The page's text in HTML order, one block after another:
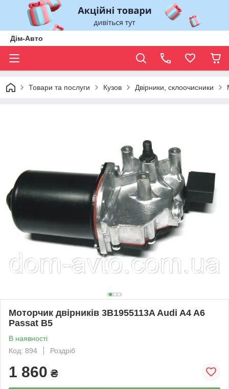
Дім-Авто
Товари та послуги Кузов Двірники, склоочисники
Моторчик двірників 3B1955113A Audi A4 A6
Passat B5
В наявності
Код: 894
Роздріб
1 860 ₴